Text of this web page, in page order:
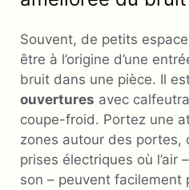
Souvent, de petits
être à l’origine d’une
bruit dans une pièce. Il
ouvertures avec
coupe-froid. Portez une
zones autour des portes,
prises électriques où l’air
son – peuvent facilement